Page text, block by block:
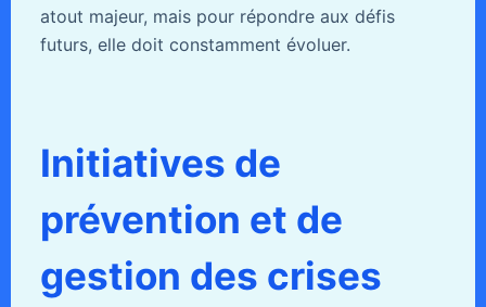
atout majeur, mais pour répondre aux défis
futurs, elle doit constamment évoluer.
Initiatives de
prévention et de
gestion des crises